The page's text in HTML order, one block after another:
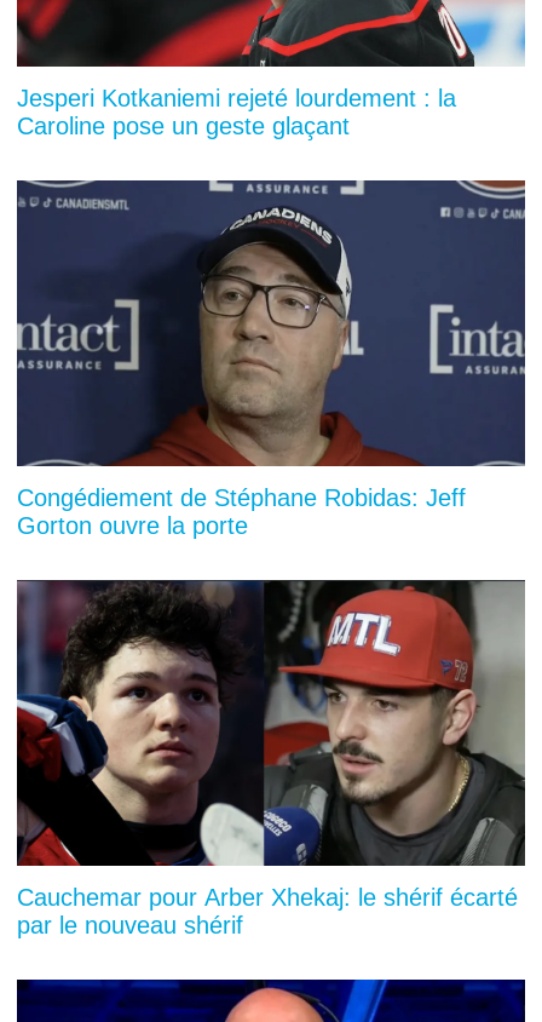
Jesperi Kotkaniemi rejeté lourdement : la
Caroline pose un geste glaçant
Congédiement de Stéphane Robidas: Jeff
Gorton ouvre la porte
Cauchemar pour Arber Xhekaj: le shérif écarté
par le nouveau shérif